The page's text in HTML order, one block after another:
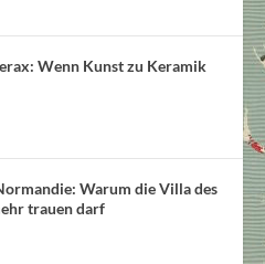
Wenn Kunst zu Keramik
Warum die Villa des
trauen darf